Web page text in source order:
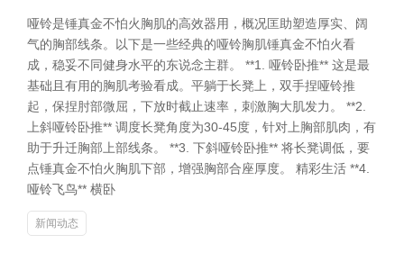
哑铃是锤真金不怕火胸肌的高效器用，概况匡助塑造厚实、阔
气的胸部线条。以下是一些经典的哑铃胸肌锤真金不怕火看
成，稳妥不同健身水平的东说念主群。 **1. 哑铃卧推** 这是最
基础且有用的胸肌考验看成。平躺于长凳上，双手捏哑铃推
起，保捏肘部微屈，下放时截止速率，刺激胸大肌发力。 **2.
上斜哑铃卧推** 调度长凳角度为30-45度，针对上胸部肌肉，有
助于升迁胸部上部线条。 **3. 下斜哑铃卧推** 将长凳调低，要
点锤真金不怕火胸肌下部，增强胸部合座厚度。 精彩生活 **4.
哑铃飞鸟** 横卧
新闻动态